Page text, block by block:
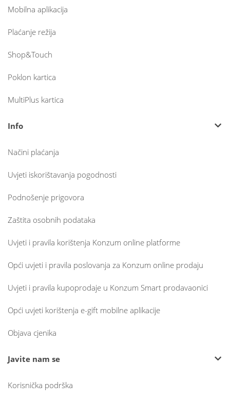
Mobilna aplikacija
Plaćanje režija
Shop&Touch
Poklon kartica
MultiPlus kartica
Info
Načini plaćanja
Uvjeti iskorištavanja pogodnosti
Podnošenje prigovora
Zaštita osobnih podataka
Uvjeti i pravila korištenja Konzum online platforme
Opći uvjeti i pravila poslovanja za Konzum online prodaju
Uvjeti i pravila kupoprodaje u Konzum Smart prodavaonici
Opći uvjeti korištenja e-gift mobilne aplikacije
Objava cjenika
Javite nam se
Korisnička podrška